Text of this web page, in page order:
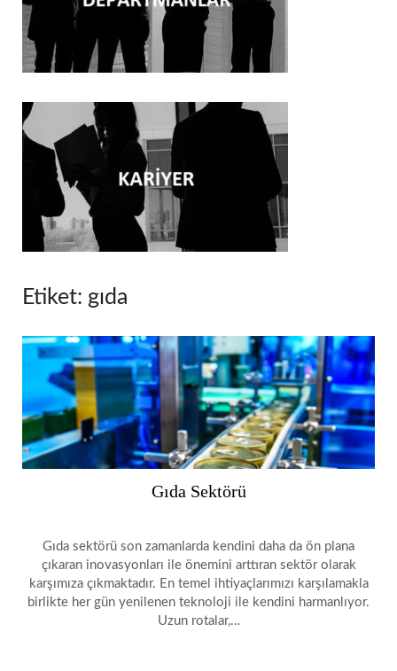
Etiket: gıda
Gıda Sektörü
Gıda sektörü son zamanlarda kendini daha da ön plana
çıkaran inovasyonları ile önemini arttıran sektör olarak
karşımıza çıkmaktadır. En temel ihtiyaçlarımızı karşılamakla
birlikte her gün yenilenen teknoloji ile kendini harmanlıyor.
Uzun rotalar,…